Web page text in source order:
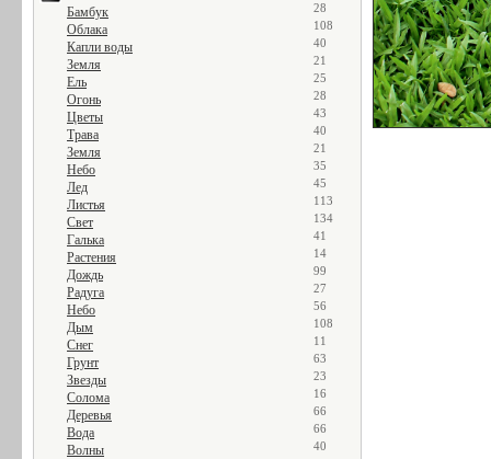
Бамбук 28
Облака 108
Капли воды 40
Земля 21
Ель 25
Огонь 28
Цветы 43
Трава 40
Земля 21
Небо 35
Лед 45
Листья 113
Свет 134
Галька 41
Растения 14
Дождь 99
Радуга 27
Небо 56
Дым 108
Снег 11
Грунт 63
Звезды 23
Солома 16
Деревья 66
Вода 66
Волны 40